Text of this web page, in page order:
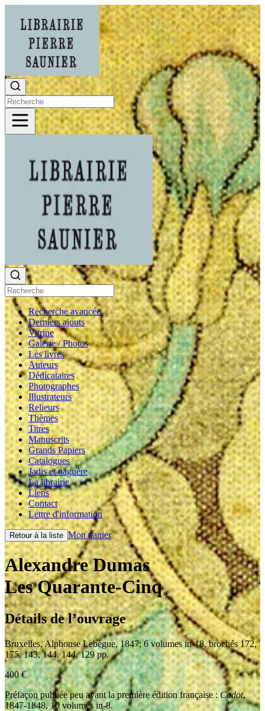
Recherche avancée
Derniers ajouts
Vitrine
Galerie / Photos
Les livres
Auteurs
Dédicataires
Photographes
Illustrateurs
Relieurs
Thèmes
Titres
Manuscrits
Grands Papiers
Catalogues
Jadis et naguère
La librairie
Liens
Contact
Lettre d'information
Retour à la liste Mon panier
Alexandre Dumas
Les Quarante-Cinq
Détails de l’ouvrage
Bruxelles,Alphonse Lebègue,1847; 6 volumes in-18, brochés 172,
175, 143, 144, 144, 129 pp.
400€
Préfaçon publiée peu avant la première édition française : Cadot,
1847-1848, 10 volumes in-8.